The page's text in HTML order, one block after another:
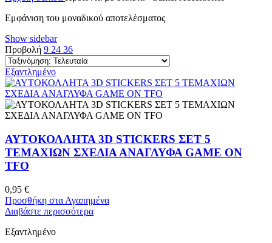
Εμφάνιση του μοναδικού αποτελέσματος
Show sidebar
Προβολή 9 24 36
Εξαντλημένο
ΑΥΤΟΚΟΛΛΗΤΑ 3D STICKERS ΣΕΤ 5
ΤΕΜΑΧΙΩΝ ΣΧΕΔΙΑ ΑΝΑΓΛΥΦΑ GAME ON
TFO
0,95 €
Προσθήκη στα Αγαπημένα
Διαβάστε περισσότερα
Εξαντλημένο